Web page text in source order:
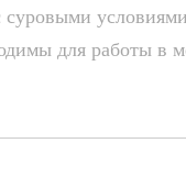
суровыми
для работы в